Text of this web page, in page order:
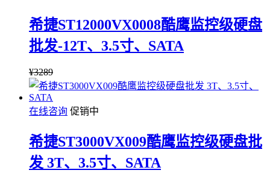
希捷ST12000VX0008酷鹰监控级硬盘
批发-12T、3.5寸、SATA
¥3289
在线咨询 促销中
希捷ST3000VX009酷鹰监控级硬盘批
发 3T、3.5寸、SATA